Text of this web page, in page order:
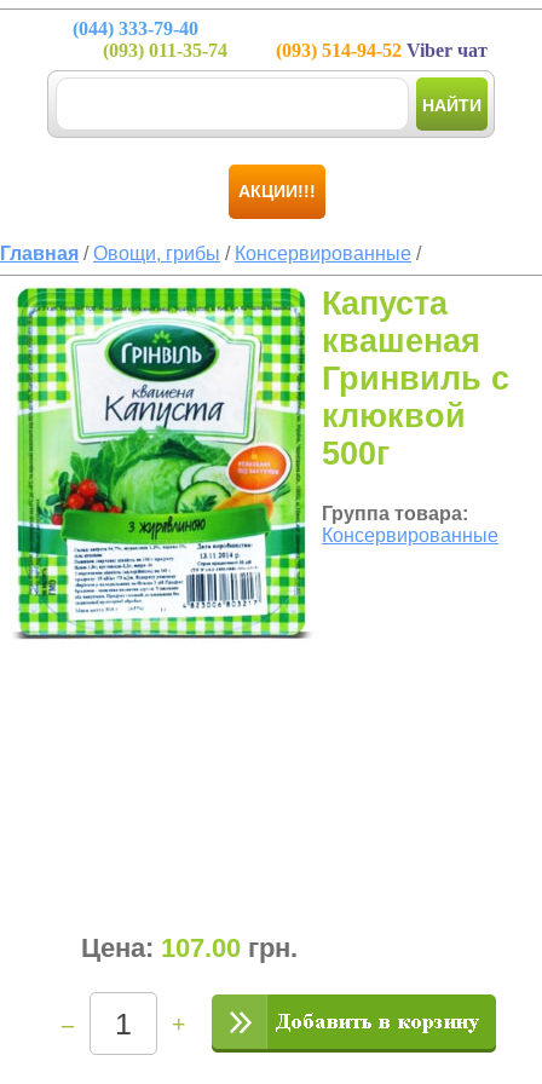
(044) 333-79-40
(093) 011-35-74 (093) 514-94-52 Viber чат
НАЙТИ
АКЦИИ!!!
Главная /Овощи, грибы / Консервированные /
Капуста
квашеная
Гринвиль с
клюквой
500г
Группа товара:
Консервированные
Цена: 107.00 грн.
– +